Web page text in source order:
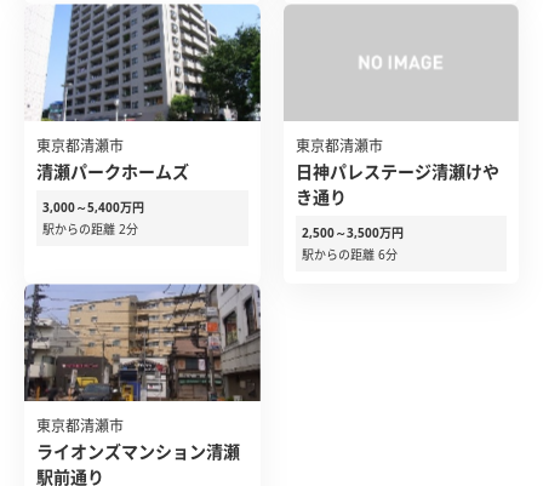
東京都清瀬市
清瀬パークホームズ
3,000～5,400万円
駅からの距離 2分
東京都清瀬市
日神パレステージ清瀬けや
き通り
2,500～3,500万円
駅からの距離 6分
東京都清瀬市
ライオンズマンション清瀬
駅前通り